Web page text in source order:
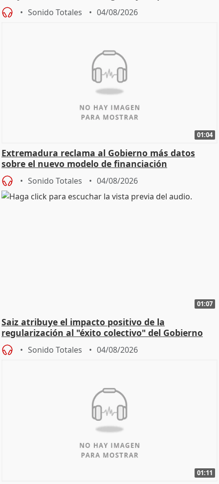
Sonido Totales 04/08/2026
01:04
Extremadura reclama al Gobierno más datos
sobre el nuevo modelo de financiación
Sonido Totales 04/08/2026
01:07
Saiz atribuye el impacto positivo de la
regularización al "éxito colectivo" del Gobierno
Sonido Totales 04/08/2026
01:11